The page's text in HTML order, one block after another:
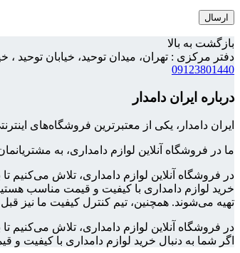
بازگشت به بالا
دفتر مرکزی : تهران، میدان توحید، خیابان توحید ، خیابان
09123801440
درباره ایران دامدار
ایران دامدار، یکی از معتبرترین فروشگاه‌های
ما در فروشگاه آنلاین لوازم دامداری، به
در فروشگاه آنلاین لوازم دامداری، تلاش می‌کنیم
خرید لوازم دامداری با کیفیت و قیمت مناسب
تهیه می‌شوند. همچنین، تیم کنترل کیفیت ما نیز
در فروشگاه آنلاین لوازم دامداری، تلاش می‌کنیم
اگر شما به دنبال خرید لوازم دامداری با کیفیت